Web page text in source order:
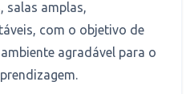
salas amplas,
com o objetivo de
agradável para o